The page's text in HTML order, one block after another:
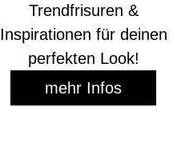
Trendfrisuren &
Inspirationen für deinen
perfekten Look!
mehr Infos